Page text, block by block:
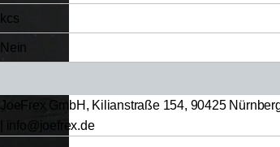
kcs
Nein
JoeFrex GmbH, Kilianstraße 154, 90425
| info@joefrex.de